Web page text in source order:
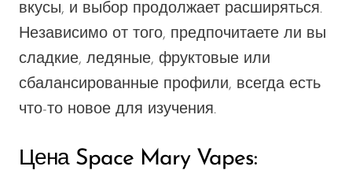
вкусы, и выбор продолжает расширяться.
Независимо от того, предпочитаете ли вы
сладкие, ледяные, фруктовые или
сбалансированные профили, всегда есть
что-то новое для изучения.
Цена Space Mary Vapes: